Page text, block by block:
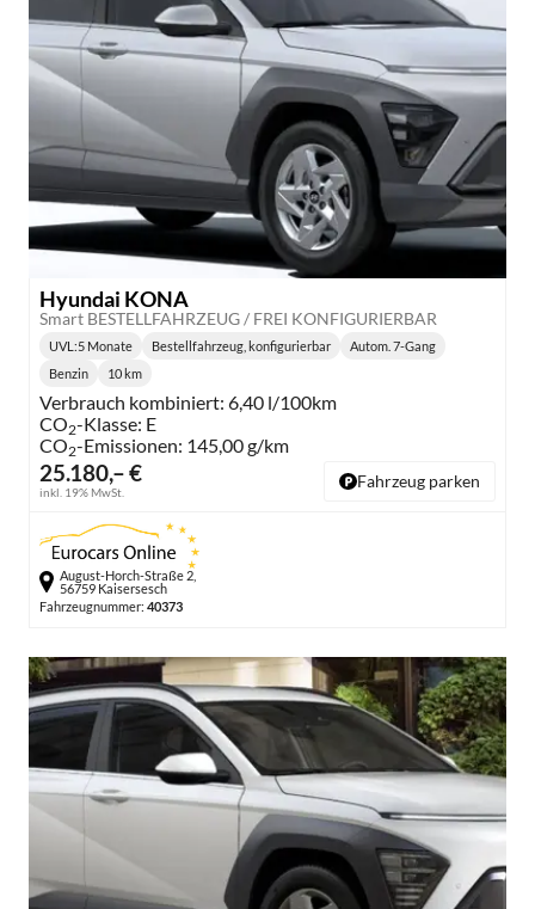
Hyundai KONA
Smart BESTELLFAHRZEUG / FREI KONFIGURIERBAR
25.180,– €
inkl. 19% MwSt.
Lieferzeit:
UVL :5 Monate Bestellfahrzeug, konfigurierbar
Getriebe:
Autom. 7-Gang
Kraftstoff:
Benzin
Kilometerstand:
10 km
Verbrauch kombiniert: 6,40 l/100km
CO2-Klasse: E
CO2-Emissionen: 145,00 g/km
Fahrzeug parken
August-Horch-Straße 2,
56759 Kaisersesch
Fahrzeugnummer: 40373